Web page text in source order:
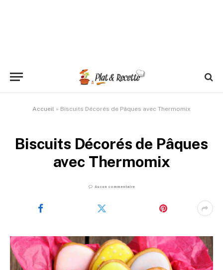
Accueil » Biscuits Décorés de Pâques avec Thermomix
Biscuits Décorés de Pâques
avec Thermomix
Aucun commentaire